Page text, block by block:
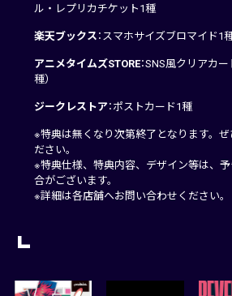
ル・レプリカチケット1種
楽天ブックス ：スマホサイズブロマイド1
アニメタイムズSTORE：SNS風クリアカ
種）
ジークレストア：ポストカード1種
※特典は無くなり次第終了となります。ぜ
ださい。
※特典仕様、特典内容、デザイン等は、
合がございます。
※詳細は各店舗へお問い合わせください。